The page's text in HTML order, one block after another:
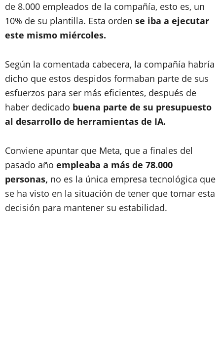
de 8.000 empleados de la compañía, esto es, un
10% de su plantilla. Esta orden se iba a ejecutar
este mismo miércoles.
Según la comentada cabecera, la compañía habría
dicho que estos despidos formaban parte de sus
esfuerzos para ser más eficientes, después de
haber dedicado buena parte de su presupuesto
al desarrollo de herramientas de IA.
Conviene apuntar que Meta, que a finales del
pasado año empleaba a más de 78.000
personas, no es la única empresa tecnológica que
se ha visto en la situación de tener que tomar esta
decisión para mantener su estabilidad.